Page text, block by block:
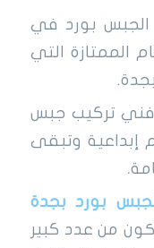
الجبس بورد في
الممتازة التي
تركيب جبس
إبداعية وتبقى
.
بورد بجدة
من عدد كبير